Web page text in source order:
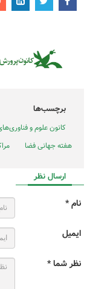
برچسب‌ها
کانون علوم و
هفته جهانی فضا
ارسال نظر
نام *
ایمیل
نظر شما *